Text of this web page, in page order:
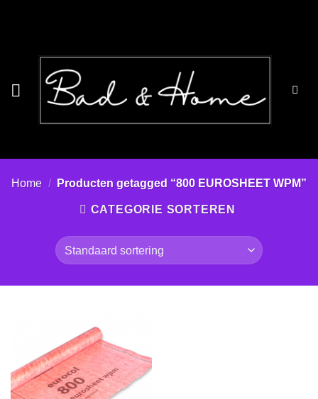
Home / Producten getagged “800 EUROSHEET WPM”
CATEGORIE SORTEREN